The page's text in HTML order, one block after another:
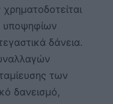
υποψηφίων
δάνεια.
των
δανεισμό,